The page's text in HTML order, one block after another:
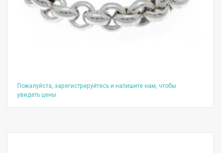
Пожалуйста, зарегистрируйтесь и напишите нам, чтобы
увидеть цены